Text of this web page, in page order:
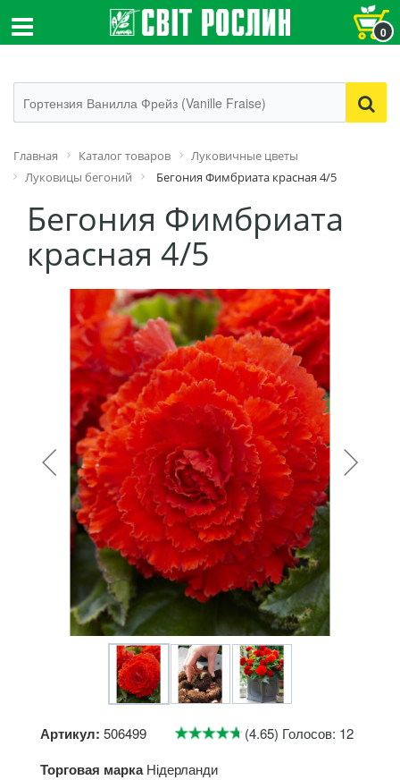
0
Главная Каталог товаров
Луковичные цветы
Луковицы бегоний
Бегония Фимбриата красная 4/5
Бегония Фимбриата
красная 4/5
Артикул: 506499 (4.65) Голосов: 12
Торговая марка Нідерланди